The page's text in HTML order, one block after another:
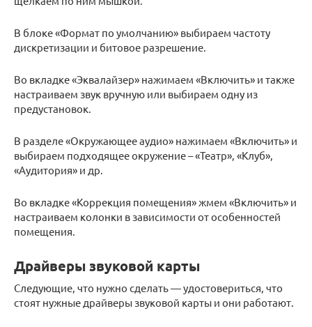
В блоке «Формат по умолчанию» выбираем частоту
дискретизации и битовое разрешение.
Во вкладке «Эквалайзер» нажимаем «Включить» и также
настраиваем звук вручную или выбираем одну из
предустановок.
В разделе «Окружающее аудио» нажимаем «Включить» и
выбираем подходящее окружение – «Театр», «Клуб»,
«Аудитория» и др.
Во вкладке «Коррекция помещения» жмем «Включить» и
настраиваем колонки в зависимости от особенностей
помещения.
Драйверы звуковой карты
Следующие, что нужно сделать — удостовериться, что
стоят нужные драйверы звуковой карты и они работают.